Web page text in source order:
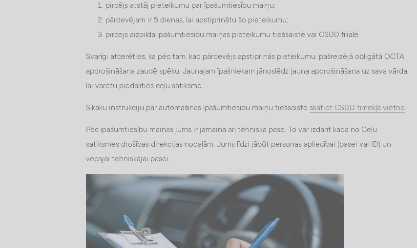
pircējs atstāj pieteikumu par īpašumtiesību maiņu;
pārdevējam ir 5 dienas, lai apstiprinātu šo pieteikumu;
pircējs aizpilda īpašumtiesību maiņas pieteikumu tiešsaistē vai CSDD filiālē.
Svarīgi atcerēties, ka pēc tam, kad pārdevējs apstiprinās pieteikumu, pašreizējā obligātā OCTA
apdrošināšana zaudē spēku. Jaunajam īpašniekam jānoslēdz jauna apdrošināšana uz sava vārda,
lai varētu piedalīties ceļu satiksmē.
Sīkāku instrukciju par automašīnas īpašumtiesību maiņu tiešsaistē skatiet CSDD tīmekļa vietnē.
Pēc īpašumtiesību maiņas jums ir jāmaina arī tehniskā pase. To var izdarīt kādā no Ceļu
satiksmes drošības direkcijas nodaļām. Jums līdzi jābūt personas apliecībai (pasei vai ID) un
vecajai tehniskajai pasei.